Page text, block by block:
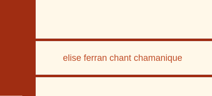
elise ferran chant chamanique